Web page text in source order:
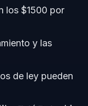
los $1500 por
y las
de ley pueden